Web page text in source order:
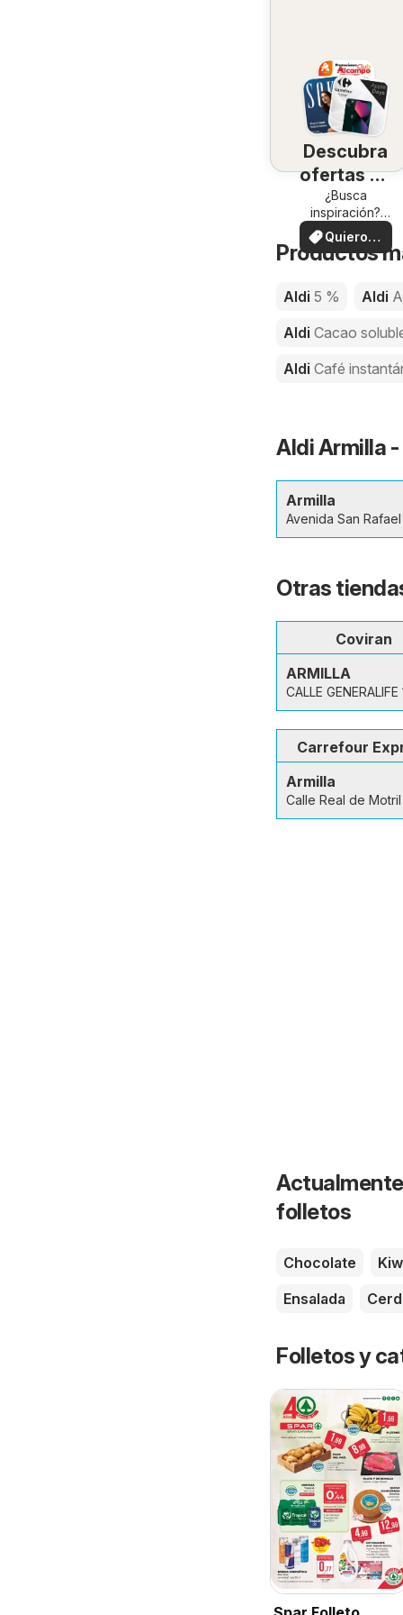
Descubra
ofertas en
su zona
¿Busca
inspiración?
¡Vea las ofertas
en su zona!
Quiero
ver
Productos
Aldi 5 % Aldi
Aldi Cacao
Aldi Café
Aldi Armilla
Armilla
Avenida San
Otras
Coviran
ARMILLA
CALLE GENERALIFE
Carrefour
Armilla
Calle Real de Motril
folletos
Chocolate
Ensalada
Folletos y